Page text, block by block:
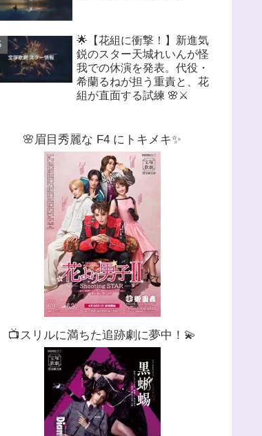
🌟【花組に衝撃！】新進気
鋭のスター天城れいんが怪
我での休演を発表。代役・
希蘭るねが担う重責と、花
組が直面する試練 🌸⚔️
🌸眉目秀麗な F4 にトキメキ✨
📺スリルに満ちた追跡劇に夢中！💫